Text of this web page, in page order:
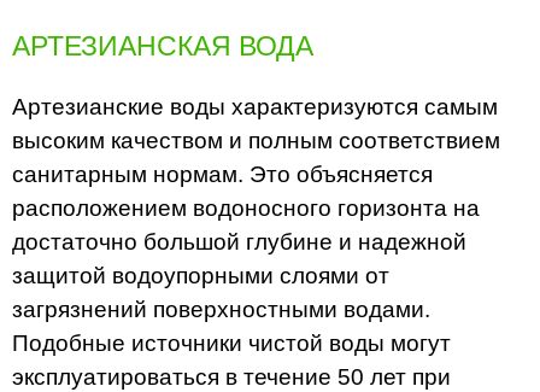
АРТЕЗИАНСКАЯ ВОДА
Артезианские воды характеризуются самым
высоким качеством и полным соответствием
санитарным нормам. Это объясняется
расположением водоносного горизонта на
достаточно большой глубине и надежной
защитой водоупорными слоями от
загрязнений поверхностными водами.
Подобные источники чистой воды могут
эксплуатироваться в течение 50 лет при